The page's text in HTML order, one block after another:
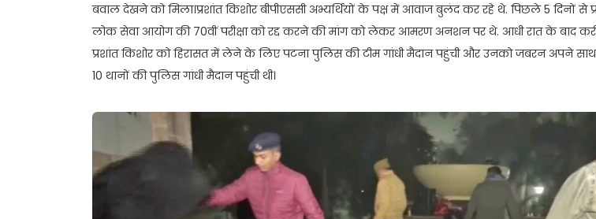
बवाल देखने को मिला।प्रशांत किशोर बीपीएससी अभ्यर्थियों के पक्ष में आवाज बुलंद कर रहे थे. पिछले 5 दिनों से
लोक सेवा आयोग की 70वीं परीक्षा को रद्द करने की मांग को लेकर आमरण अनशन पर थे. आधी रात के बाद
प्रशांत किशोर को हिरासत में लेने के लिए पटना पुलिस की टीम गांधी मैदान पहुंची और उनको जबरन अपने
10 थानों की पुलिस गांधी मैदान पहुंची थी।